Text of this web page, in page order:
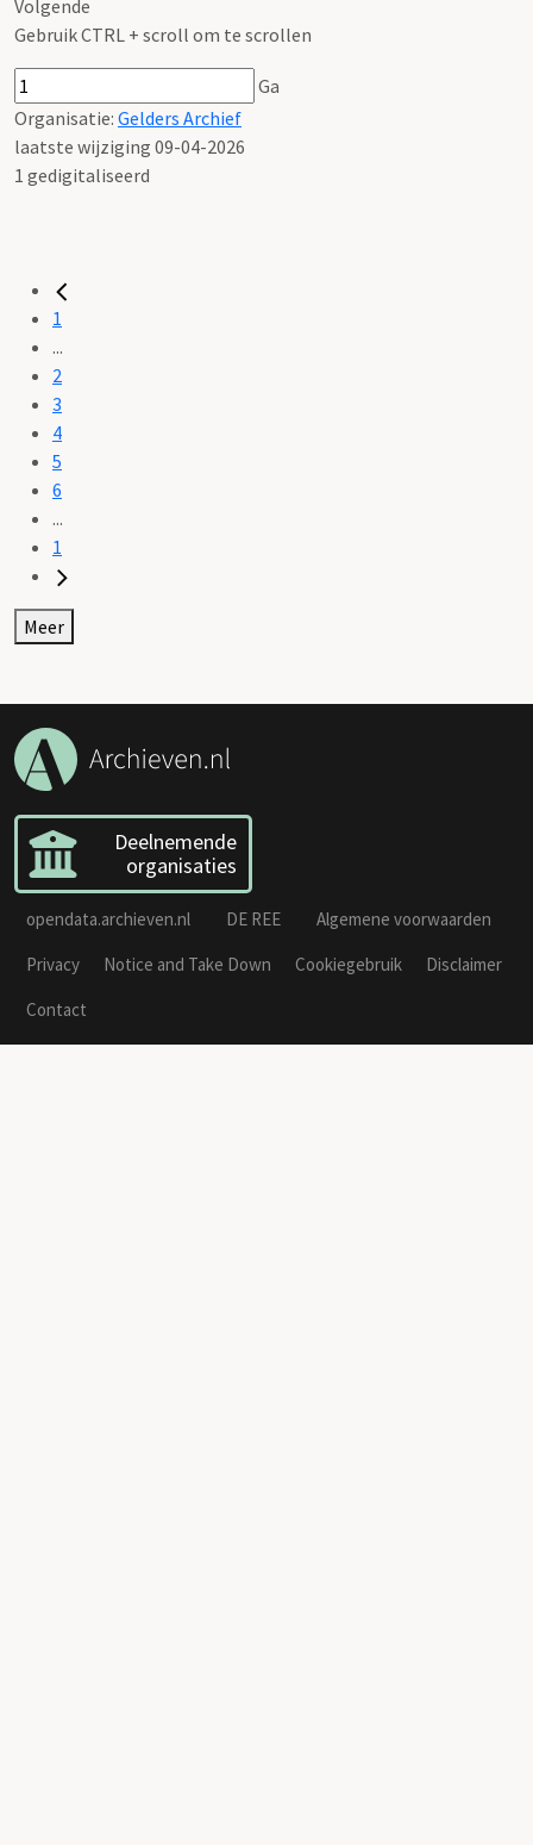
Volgende
Gebruik CTRL + scroll om te scrollen
Ga
Organisatie: Gelders Archief
laatste wijziging 09-04-2026
1 gedigitaliseerd
1
...
2
3
4
5
6
...
1
Meer
Deelnemende
organisaties
opendata.archieven.nl DE REE
Algemene voorwaarden
Privacy
Notice and Take Down Cookiegebruik
Disclaimer
Contact